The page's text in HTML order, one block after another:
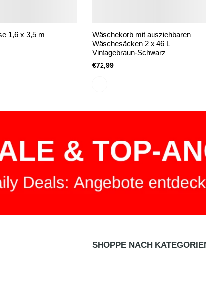
1,6 x 3,5 m
Wäschekorb mit ausziehbaren
Wäschesäcken 2 x 46 L
Vintagebraun-Schwarz
€72,99
SHOPPE NACH